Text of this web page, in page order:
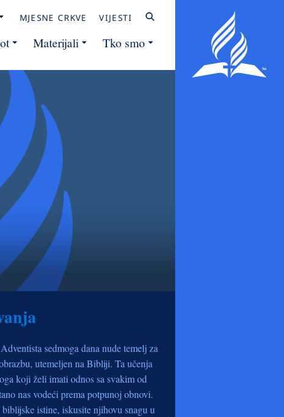
MJESNE CRKVE VIJESTI
Materijali Tko smo
sedmoga dana nude temelj za
utemeljen na Bibliji. Ta učenja
koji želi imati odnos sa svakim od
nas vodeći prema potpunoj obnovi.
istine, iskusite njihovu snagu u